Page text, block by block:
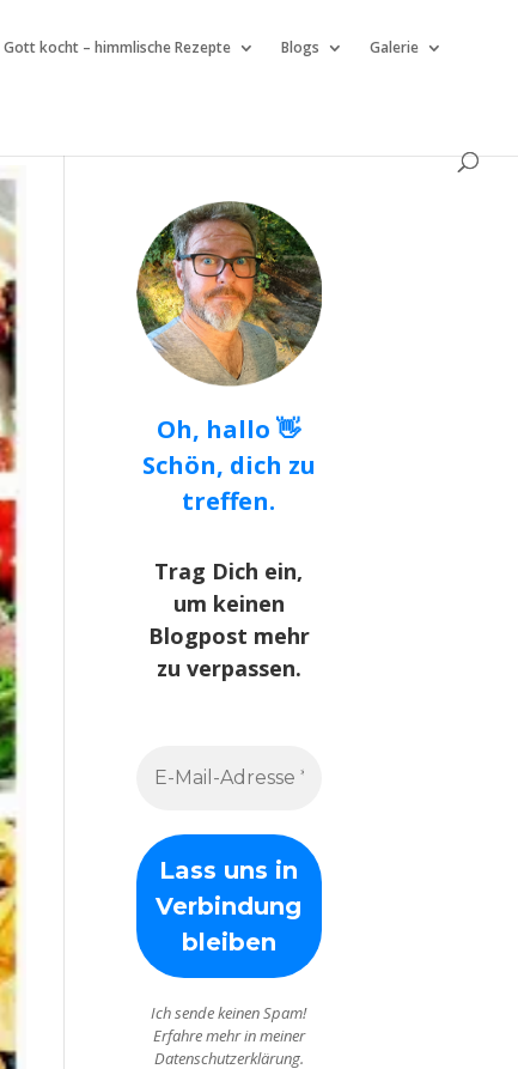
Gott kocht – himmlische Rezepte Blogs Galerie
Oh, hallo 👋
Schön, dich zu
treffen.
Trag Dich ein,
um keinen
Blogpost mehr
zu verpassen.
Ich sende keinen Spam!
Erfahre mehr in meiner
Datenschutzerklärung.